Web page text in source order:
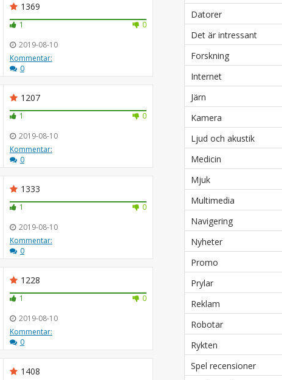
1369
1
0
2019-08-10
Kommentar:
0
1207
1
0
2019-08-10
Kommentar:
0
1333
1
0
2019-08-10
Kommentar:
0
1228
1
0
2019-08-10
Kommentar:
0
1408
Datorer
Det är intressant
Forskning
Internet
Järn
Kamera
Ljud och akustik
Medicin
Mjuk
Multimedia
Navigering
Nyheter
Promo
Prylar
Reklam
Robotar
Rykten
Spel recensioner